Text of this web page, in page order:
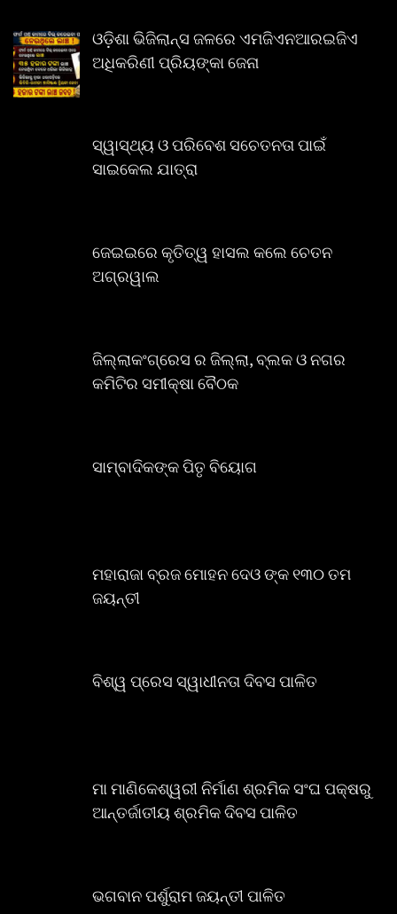
ଓଡ଼ିଶା ଭିଜିଲାନ୍ସ ଜଳରେ ଏମଜିଏନଆରଇଜିଏ
ଅଧିକରିଣୀ ପ୍ରିୟଙ୍କା ଜେନା
ସ୍ୱାସ୍ଥ୍ୟ ଓ ପରିବେଶ ସଚେତନତା ପାଇଁ
ସାଇକେଲ ଯାତ୍ରା
ଜେଇଇରେ କୃତିତ୍ୱ ହାସଲ କଲେ ଚେତନ
ଅଗ୍ରୱାଲ
ଜିଲ୍ଲାକଂଗ୍ରେସ ର ଜିଲ୍ଲା, ବ୍ଲକ ଓ ନଗର
କମିଟିର ସମୀକ୍ଷା ବୈଠକ
ସାମ୍ବାଦିକଙ୍କ ପିତୃ ବିୟୋଗ
ମହାରାଜା ବ୍ରଜ ମୋହନ ଦେଓ ଙ୍କ ୧୩୦ ତମ
ଜୟନ୍ତୀ
ବିଶ୍ୱ ପ୍ରେସ ସ୍ୱାଧୀନତା ଦିବସ ପାଳିତ
ମା ମାଣିକେଶ୍ୱରୀ ନିର୍ମାଣ ଶ୍ରମିକ ସଂଘ ପକ୍ଷରୁ
ଆନ୍ତର୍ଜାତୀୟ ଶ୍ରମିକ ଦିବସ ପାଳିତ
ଭଗବାନ ପର୍ଶୁରାମ ଜୟନ୍ତୀ ପାଳିତ